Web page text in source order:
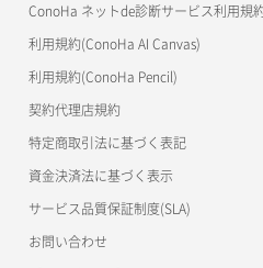
一時的Web公開
s3cmd
公開API(ConoHa VPS Ver.2.0)
ConoHa ネットde診断サービス利用規
利用規約(ConoHa AI Canvas)
利用規約(ConoHa Pencil)
契約代理店規約
特定商取引法に基づく表記
資金決済法に基づく表示
サービス品質保証制度(SLA)
お問い合わせ